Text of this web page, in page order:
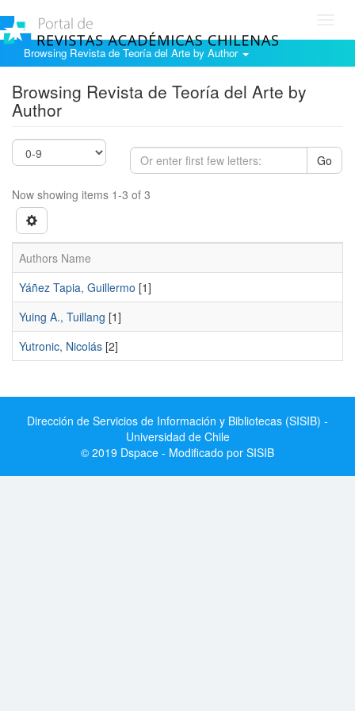
Browsing Revista de Teoría del Arte by Author
Browsing Revista de Teoría del Arte by
Author
Go
Now showing items 1-3 of 3
Authors Name
Yáñez Tapia, Guillermo [1]
Yuing A., Tuillang [1]
Yutronic, Nicolás [2]
Dirección de Servicios de Información y Bibliotecas (SISIB) -
Universidad de Chile
© 2019 Dspace - Modificado por SISIB